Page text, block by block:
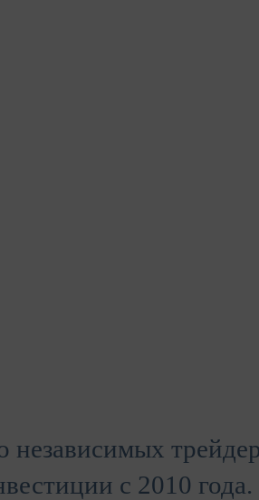
независимых
с 2010 года.